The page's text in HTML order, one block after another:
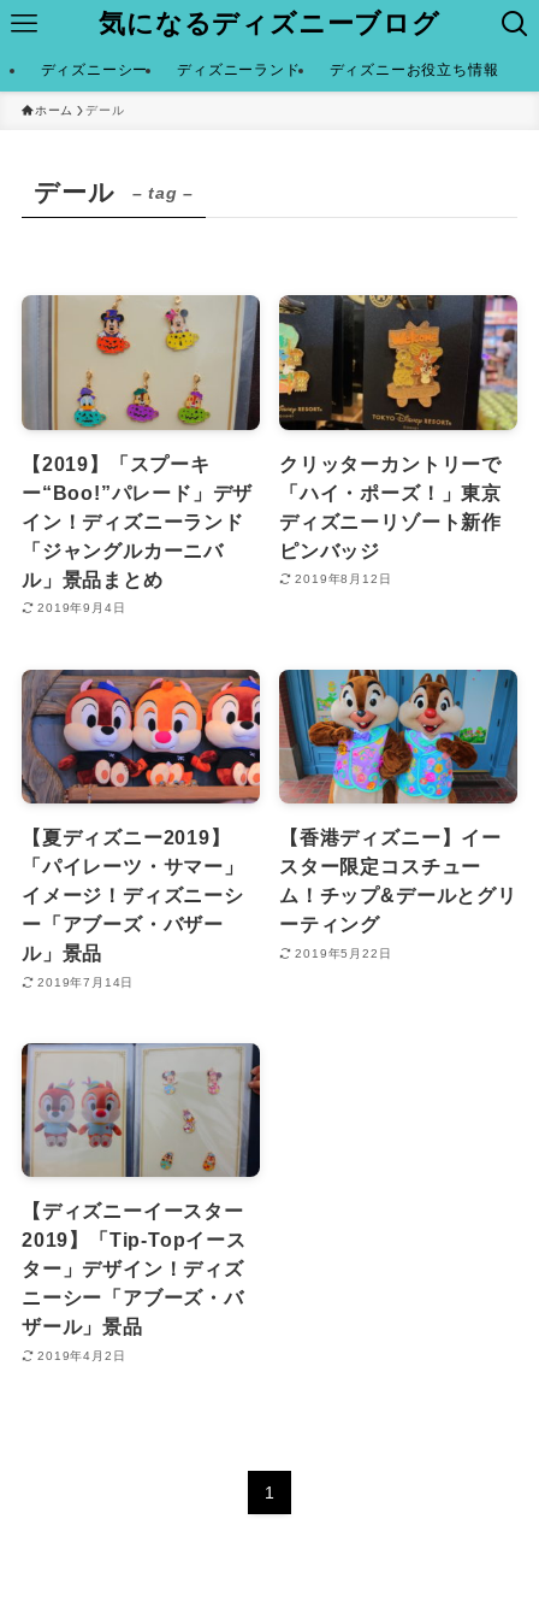
気になるディズニーブログ
ディズニーシー ディズニーランド ディズニーお役立ち情報
ホーム デール
デール – tag –
【2019】「スプーキ
ー“Boo!”パレード」デザ
イン！ディズニーランド
「ジャングルカーニバ
ル」景品まとめ
2019年9月4日
クリッターカントリーで
「ハイ・ポーズ！」東京
ディズニーリゾート新作
ピンバッジ
2019年8月12日
【夏ディズニー2019】
「パイレーツ・サマー」
イメージ！ディズニーシ
ー「アブーズ・バザー
ル」景品
2019年7月14日
【香港ディズニー】イー
スター限定コスチュー
ム！チップ&デールとグリ
ーティング
2019年5月22日
【ディズニーイースター
2019】「Tip-Topイース
ター」デザイン！ディズ
ニーシー「アブーズ・バ
ザール」景品
2019年4月2日
1